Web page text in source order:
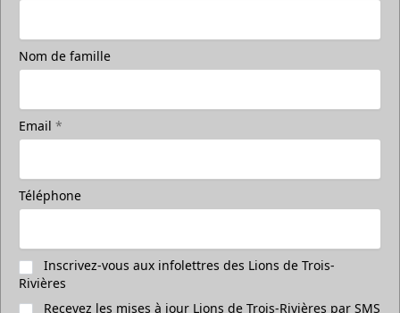
Nom de famille
Email *
Téléphone
Inscrivez-vous aux infolettres des Lions de Trois-
Rivières
Recevez les mises à jour Lions de Trois-Rivières par SMS